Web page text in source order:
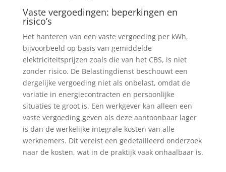
Vaste vergoedingen: beperkingen en
risico’s
Het hanteren van een vaste vergoeding per kWh,
bijvoorbeeld op basis van gemiddelde
elektriciteitsprijzen zoals die van het CBS, is niet
zonder risico. De Belastingdienst beschouwt een
dergelijke vergoeding niet als onbelast, omdat de
variatie in energiecontracten en persoonlijke
situaties te groot is. Een werkgever kan alleen een
vaste vergoeding geven als deze aantoonbaar lager
is dan de werkelijke integrale kosten van alle
werknemers. Dit vereist een gedetailleerd onderzoek
naar de kosten, wat in de praktijk vaak onhaalbaar is.